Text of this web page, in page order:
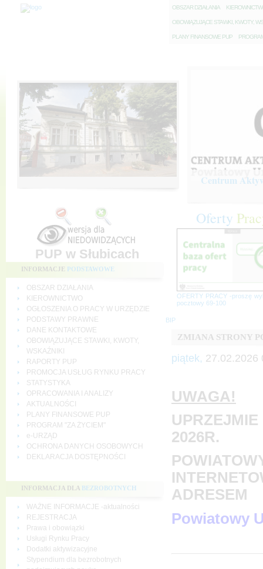
OBSZAR DZIAŁANIA K
OBOWIĄZUJĄCE STAWKI, KWOTY,
PLANY FINANSOWE PUP P
Centrum
PUP w Słubicach
INFORMACJE PODSTAWOWE
OBSZAR DZIAŁANIA
KIEROWNICTWO
OGŁOSZENIA O PRACY W URZĘDZIE
PODSTAWY PRAWNE
DANE KONTAKTOWE
OBOWIĄZUJĄCE STAWKI, KWOTY,
WSKAŹNIKI
RAPORTY PUP
PROMOCJA USŁUG RYNKU PRACY
STATYSTYKA
OPRACOWANIA I ANALIZY
AKTUALNOŚCI
PLANY FINANSOWE PUP
PROGRAM "ZA ŻYCIEM"
e-URZĄD
OCHRONA DANYCH OSOBOWYCH
DEKLARACJA DOSTĘPNOŚCI
INFORMACJA DLA BEZROBOTNYCH
WAŻNE INFORMACJE -aktualności
REJESTRACJA
Prawa i obowiązki
Usługi Rynku Pracy
Dodatki aktywizacyjne
Stypendium dla bezrobotnych
Oferty
OFERTY PRACY -proszę
pocztowy 69-100
BIP
ZMIANA STRONY
piątek, 27.02.2026
UWAGA!
2026R.
ADRESEM
Powiatowy